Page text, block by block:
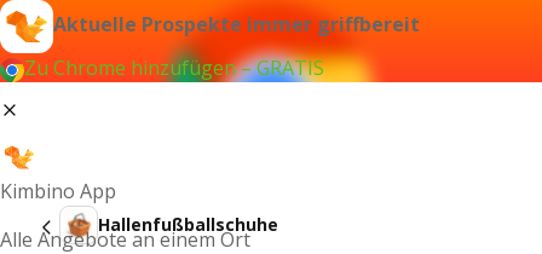
Aktuelle Prospekte immer griffbereit
Zu Chrome hinzufügen – GRATIS
Kimbino App
Alle Angebote an einem Ort
Hallenfußballschuhe